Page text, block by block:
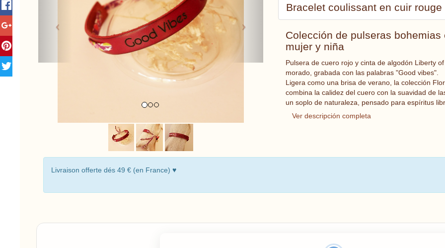
Bracelet coulissant en cuir
Colección de pulseras
mujer y niña
Pulsera de cuero rojo y cinta de algodón Liberty
morado, grabada con las palabras "Good vibes".
Ligera como una brisa de verano, la colección
combina la calidez del cuero con la suavidad de
un soplo de naturaleza, pensado para espíritus
Ver descripción completa
Livraison offerte dés 49 € (en France) ♥